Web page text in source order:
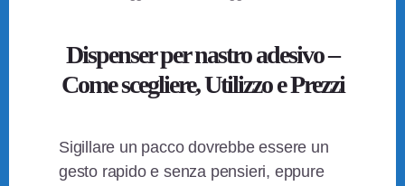
Dispenser per nastro adesivo –
Come scegliere, Utilizzo e Prezzi
Sigillare un pacco dovrebbe essere un
gesto rapido e senza pensieri, eppure